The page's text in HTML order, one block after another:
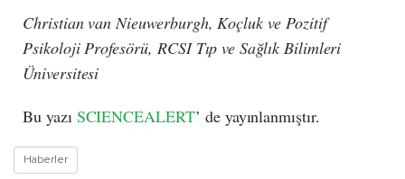
Christian van Nieuwerburgh, Koçluk ve Pozitif
Psikoloji Profesörü, RCSI Tıp ve Sağlık Bilimleri
Üniversitesi
Bu yazı SCIENCEALERT’ de yayınlanmıştır.
Haberler